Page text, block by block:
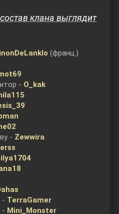
клана выглядит
(франц.)
- O_kak
- Zewwira
ilya1704
- TerraGamer
- Mini_Monster